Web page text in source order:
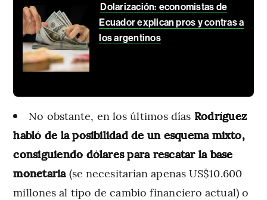
Dolarización: economistas de
Ecuador explican pros y contras a
los argentinos
No obstante, en los últimos días Rodríguez
habló de la posibilidad de un esquema mixto,
consiguiendo dólares para rescatar la base
monetaria(se necesitarían apenas US$10.600
millones al tipo de cambio financiero actual) o